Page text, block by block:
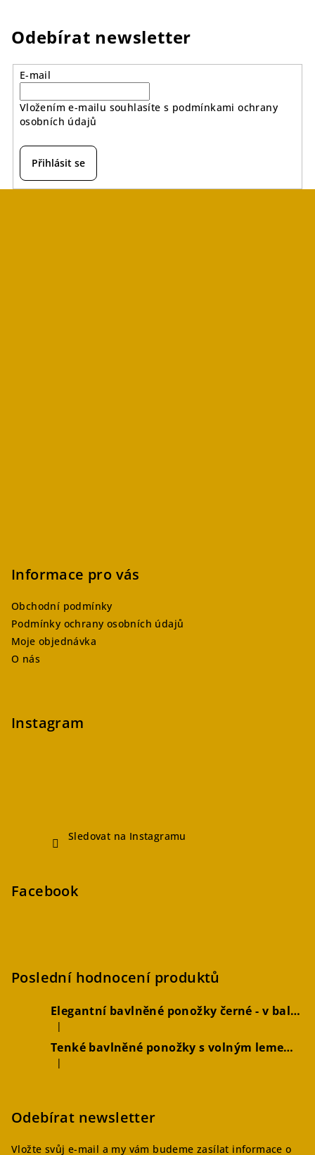
Odebírat newsletter
E-mail
Vložením e-mailu souhlasíte s podmínkami ochrany
osobních údajů
Přihlásit se
Informace pro vás
Obchodní podmínky
Podmínky ochrany osobních údajů
Moje objednávka
O nás
Instagram
Sledovat na Instagramu
Facebook
Poslední hodnocení produktů
Elegantní bavlněné ponožky černé - v balení 2 párů
Hodnocení produktu je 5 z 5 hvězdiček.
|
Tenké bavlněné ponožky s volným lemem hořčicové, 2 páry
Hodnocení produktu je 4 z 5 hvězdiček.
|
Odebírat newsletter
Vložte svůj e-mail a my vám budeme zasílat informace o